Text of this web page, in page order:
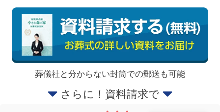
葬儀社と分からない封筒での郵送も可能
さらに！資料請求で